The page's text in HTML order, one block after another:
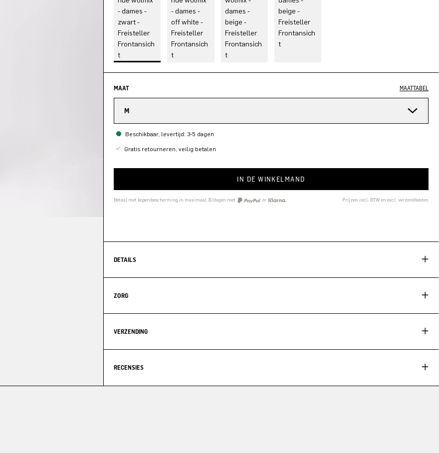
MAAT MAATTABEL
M
Beschikbaar, levertijd: 3-5 dagen
Gratis retourneren, veilig betalen
IN DE WINKELMAND
Betaal met kopersbescherming in maximaal 30 dagen met or Prijzen incl. BTW en excl. verzendkosten
DETAILS
ZORG
VERZENDING
RECENSIES